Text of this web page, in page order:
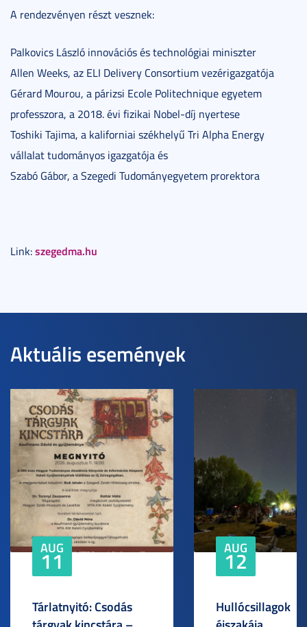
A rendezvényen részt vesznek:
Palkovics László innovációs és technológiai miniszter
Allen Weeks, az ELI Delivery Consortium vezérigazgatója
Gérard Mourou, a párizsi Ecole Politechnique egyetem
professzora, a 2018. évi fizikai Nobel-díj nyertese
Toshiki Tajima, a kaliforniai székhelyű Tri Alpha Energy
vállalat tudományos igazgatója és
Szabó Gábor, a Szegedi Tudományegyetem prorektora
Link:szegedma.hu
Aktuális események
AUG
11
Tárlatnyitó: Csodás
AUG
12
Hullócsillagok